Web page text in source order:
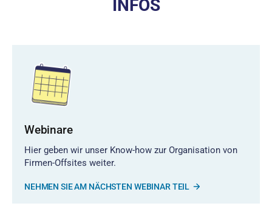
INFOS
Webinare
Hier geben wir unser Know-how zur Organisation von
Firmen-Offsites weiter.
NEHMEN SIE AM NÄCHSTEN WEBINAR TEIL